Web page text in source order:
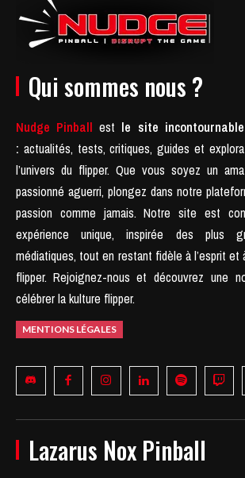
Qui sommes nous ?
Nudge Pinball est le site
: actualités, tests, critiques, guides et
l’univers du flipper. Que vous soyez un
passionné aguerri, plongez dans notre
passion comme jamais. Notre site est
expérience unique, inspirée des plus
médiatiques, tout en restant fidèle à l’esprit et
flipper. Rejoignez-nous et découvrez une
célébrer la kulture flipper.
MENTIONS LÉGALES
Lazarus Nox Pinball